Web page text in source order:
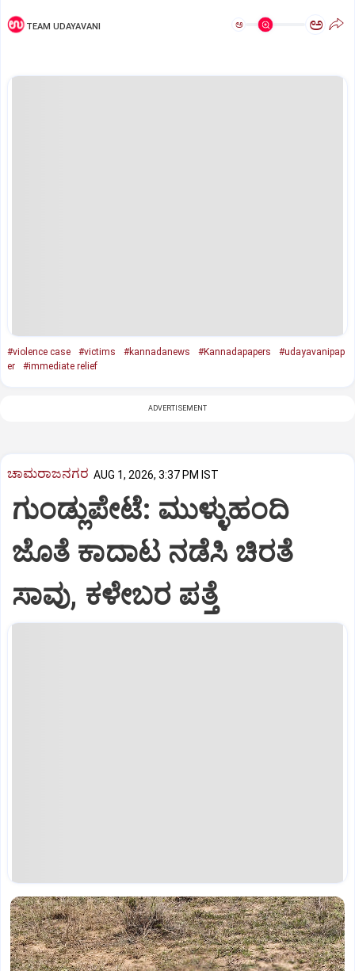
TEAM UDAYAVANI ಅ ಅ
#violence case #victims #kannadanews #Kannadapapers
#udayavanipap
er
#immediate relief
ADVERTISEMENT
ಚಾಮರಾಜನಗರ AUG 1, 2026, 3:37 PM IST
ಗುಂಡ್ಲುಪೇಟೆ: ಮುಳ್ಳುಹಂದಿ
ಜೊತೆ ಕಾದಾಟ ನಡೆಸಿ ಚಿರತೆ
ಸಾವು, ಕಳೇಬರ ಪತ್ತೆ